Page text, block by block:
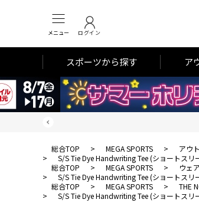
メニュー ログイン
スポーツから探す ア
総合TOP > MEGA SPORTS > アウ
>
S/S Tie Dye Handwriting Tee (ショートスリ
総合TOP
> MEGA SPORTS > ウェ
>
S/S Tie Dye Handwriting Tee (ショートスリ
総合TOP
> MEGA SPORTS > THE
>
S/S Tie Dye Handwriting Tee (ショートスリ